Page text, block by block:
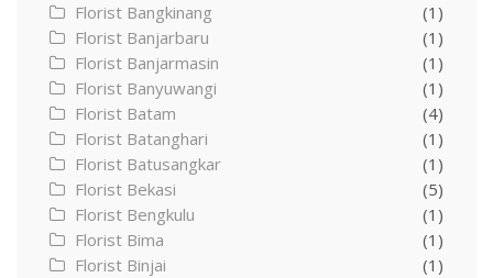
Florist Bangkinang
(1)
Florist Banjarbaru
(1)
Florist Banjarmasin
(1)
Florist Banyuwangi
(1)
Florist Batam
(4)
Florist Batanghari
(1)
Florist Batusangkar
(1)
Florist Bekasi
(5)
Florist Bengkulu
(1)
Florist Bima
(1)
Florist Binjai
(1)